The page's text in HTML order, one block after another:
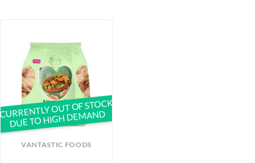
VANTASTIC FOODS
CURRENTLY OUT OF STOCK
DUE TO HIGH DEMAND